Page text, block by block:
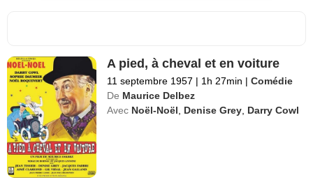
A pied, à cheval et en voiture
11 septembre 1957 | 1h 27min | Comédie
De Maurice Delbez
Avec Noël-Noël, Denise Grey, Darry Cowl